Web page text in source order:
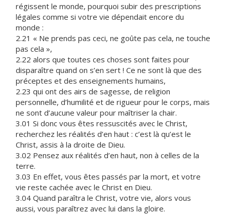
régissent le monde, pourquoi subir des prescriptions
légales comme si votre vie dépendait encore du
monde :
2.21 « Ne prends pas ceci, ne goûte pas cela, ne touche
pas cela »,
2.22 alors que toutes ces choses sont faites pour
disparaître quand on s’en sert ! Ce ne sont là que des
préceptes et des enseignements humains,
2.23 qui ont des airs de sagesse, de religion
personnelle, d’humilité et de rigueur pour le corps, mais
ne sont d’aucune valeur pour maîtriser la chair.
3.01 Si donc vous êtes ressuscités avec le Christ,
recherchez les réalités d’en haut : c’est là qu’est le
Christ, assis à la droite de Dieu.
3.02 Pensez aux réalités d’en haut, non à celles de la
terre.
3.03 En effet, vous êtes passés par la mort, et votre
vie reste cachée avec le Christ en Dieu.
3.04 Quand paraîtra le Christ, votre vie, alors vous
aussi, vous paraîtrez avec lui dans la gloire.